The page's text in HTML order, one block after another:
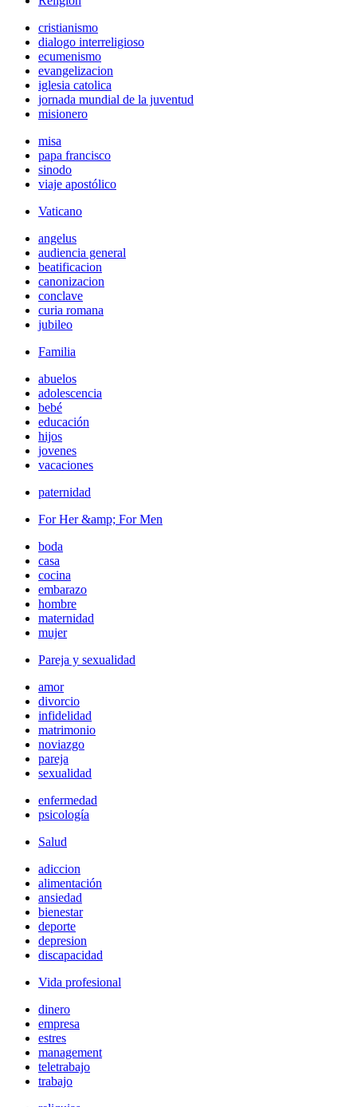
cristianismo
dialogo interreligioso
ecumenismo
evangelizacion
iglesia catolica
jornada mundial de la juventud
misionero
misa
papa francisco
sinodo
viaje apostólico
Vaticano
angelus
audiencia general
beatificacion
canonizacion
conclave
curia romana
jubileo
Familia
abuelos
adolescencia
bebé
educación
hijos
jovenes
vacaciones
paternidad
For Her &amp; For Men
boda
casa
cocina
embarazo
hombre
maternidad
mujer
Pareja y sexualidad
amor
divorcio
infidelidad
matrimonio
noviazgo
pareja
sexualidad
enfermedad
psicología
Salud
adiccion
alimentación
ansiedad
bienestar
deporte
depresion
discapacidad
Vida profesional
dinero
empresa
estres
management
teletrabajo
trabajo